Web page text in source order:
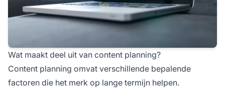
Wat maakt deel uit van content planning?
Content planning omvat verschillende bepalende
factoren die het merk op lange termijn helpen.